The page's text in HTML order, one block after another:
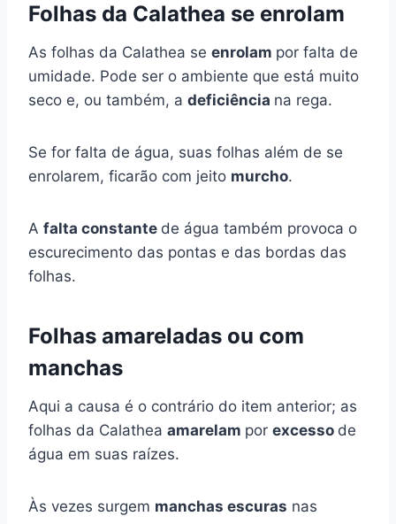
Folhas da Calathea se enrolam
As folhas da Calathea se enrolam por falta de
umidade. Pode ser o ambiente que está muito
seco e, ou também, a deficiência na rega.
Se for falta de água, suas folhas além de se
enrolarem, ficarão com jeito murcho.
A falta constante de água também provoca o
escurecimento das pontas e das bordas das
folhas.
Folhas amareladas ou com
manchas
Aqui a causa é o contrário do item anterior; as
folhas da Calathea amarelam por excesso de
água em suas raízes.
Às vezes surgem manchas escuras nas